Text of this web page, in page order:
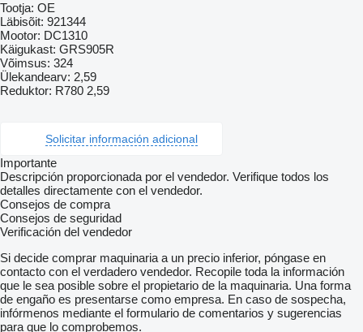
Tootja: OE
Läbisõit: 921344
Mootor: DC1310
Käigukast: GRS905R
Võimsus: 324
Ülekandearv: 2,59
Reduktor: R780 2,59
Solicitar información adicional
Importante
Descripción proporcionada por el vendedor. Verifique todos los
detalles directamente con el vendedor.
Consejos de compra
Consejos de seguridad
Verificación del vendedor
Si decide comprar maquinaria a un precio inferior, póngase en
contacto con el verdadero vendedor. Recopile toda la información
que le sea posible sobre el propietario de la maquinaria. Una forma
de engaño es presentarse como empresa. En caso de sospecha,
infórmenos mediante el formulario de comentarios y sugerencias
para que lo comprobemos.